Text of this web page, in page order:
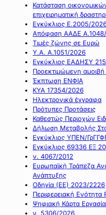
Κατάσταση
επιχειρηματική
Εγκύκλιος Ε.2005/
Απόφαση ΑΑΔΕ
Τιμές ζώνης σε Ευρώ
Υ.Α. Α.1051/2026
Εγκύκλιος ΕΑΔΗΣΥ
Προεκτιμώμενη
Έκπτωση ΕΝΦΙΑ
ΚΥΑ 17354/2026
Ηλεκτρονικά έγγραφα
Πρότυπες Προτάσεις
Καθεστώς Περιοχών
Δήλωση Μεταβολής
Εγκύκλιος ΥΠΕΝ/
Εγκύκλιος 69336 ΕΞ
ν. 4067/2012
Ευρωπαϊκή Τράπεζα
Ανάπτυξης
Οδηγία (ΕΕ) 2023/2226
Περιφερειακή Ενότητα
Ψηφιακή Κάρτα
ν. 5306/2026